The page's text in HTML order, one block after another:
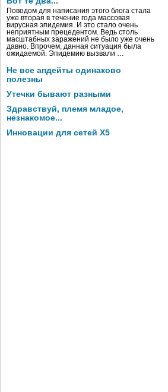
Поводом для написания этого блога стала
уже вторая в течение года массовая
вирусная эпидемия. И это стало очень
неприятным прецедентом. Ведь столь
масштабных заражений не было уже очень
давно. Впрочем, данная ситуация была
ожидаемой. Эпидемию вызвали …
Не все апдейты одинаково
полезны
Утечки бывают разными
Здравствуй, племя младое,
незнакомое...
Инновации для сетей X5